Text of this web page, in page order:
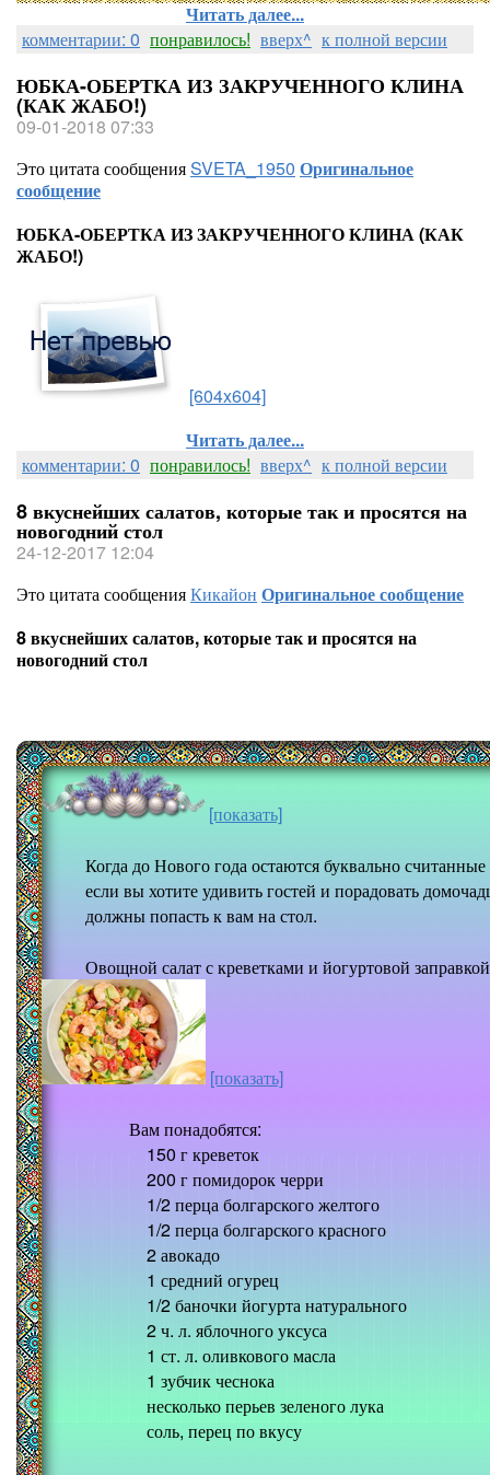
Читать далее...
комментарии: 0 понравилось! вверх^ к полной версии
ЮБКА-ОБЕРТКА ИЗ ЗАКРУЧЕННОГО КЛИНА
(КАК ЖАБО!)
09-01-2018 07:33
Это цитата сообщенияSVETA_1950 Оригинальное
сообщение
ЮБКА-ОБЕРТКА ИЗ ЗАКРУЧЕННОГО КЛИНА (КАК
ЖАБО!)
[604x604]
Читать далее...
комментарии: 0 понравилось! вверх^ к полной версии
8 вкуснейших салатов, которые так и просятся на
новогодний стол
24-12-2017 12:04
Это цитата сообщенияКикайон Оригинальное сообщение
8 вкуснейших салатов, которые так и просятся на
новогодний стол
[показать]
Когда до Нового года остаются буквально
если вы хотите удивить гостей и порадовать
должны попасть к вам на стол.
Овощной салат с креветками и йогуртовой заправкой
[показать]
Вам понадобятся:
150 г креветок
200 г помидорок черри
1/2 перца болгарского желтого
1/2 перца болгарского красного
2 авокадо
1 средний огурец
1/2 баночки йогурта натурального
2 ч. л. яблочного уксуса
1 ст. л. оливкового масла
1 зубчик чеснока
несколько перьев зеленого лука
соль, перец по вкусу